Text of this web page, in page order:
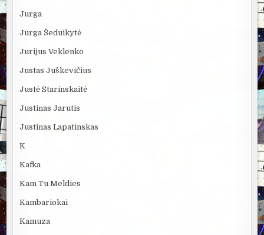
Jurga
Jurga Šeduikytė
Jurijus Veklenko
Justas Juškevičius
Justė Starinskaitė
Justinas Jarutis
Justinas Lapatinskas
K
Kafka
Kam Tu Meldies
Kambariokai
Kamuza